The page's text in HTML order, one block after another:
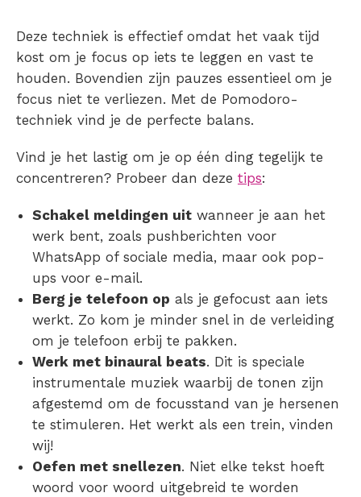
Deze techniek is effectief omdat het vaak tijd
kost om je focus op iets te leggen en vast te
houden. Bovendien zijn pauzes essentieel om je
focus niet te verliezen. Met de Pomodoro-
techniek vind je de perfecte balans.
Vind je het lastig om je op één ding tegelijk te
concentreren? Probeer dan deze tips:
Schakel meldingen uit wanneer je aan het
werk bent, zoals pushberichten voor
WhatsApp of sociale media, maar ook pop-
ups voor e-mail.
Berg je telefoon op als je gefocust aan iets
werkt. Zo kom je minder snel in de verleiding
om je telefoon erbij te pakken.
Werk met binaural beats. Dit is speciale
instrumentale muziek waarbij de tonen zijn
afgestemd om de focusstand van je hersenen
te stimuleren. Het werkt als een trein, vinden
wij!
Oefen met snellezen. Niet elke tekst hoeft
woord voor woord uitgebreid te worden